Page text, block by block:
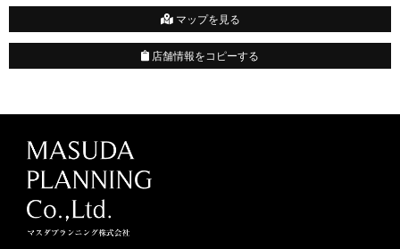
マップを見る
店舗情報をコピーする